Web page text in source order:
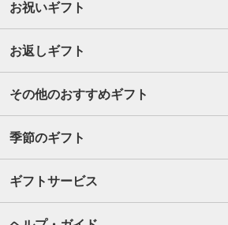
お祝いギフト
お返しギフト
その他のおすすめギフト
季節のギフト
ギフトサービス